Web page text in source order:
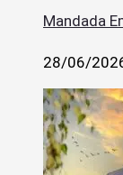
Mandada
28/06/